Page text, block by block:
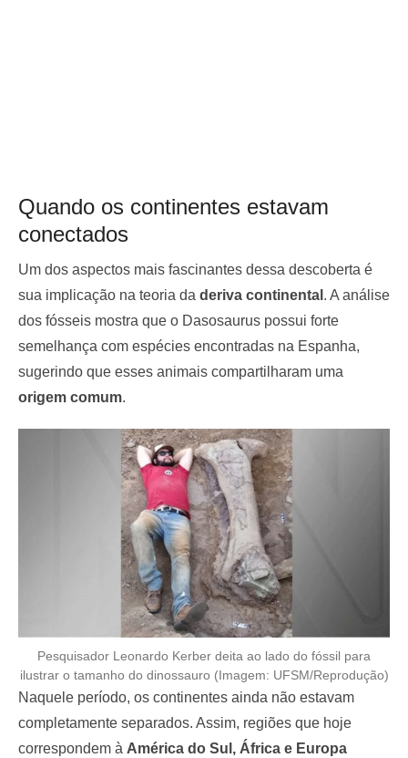
Quando os continentes estavam
conectados
Um dos aspectos mais fascinantes dessa descoberta é
sua implicação na teoria da deriva continental . A análise
dos fósseis mostra que o Dasosaurus possui forte
semelhança com espécies encontradas na Espanha,
sugerindo que esses animais compartilharam uma
origem comum.
Pesquisador Leonardo Kerber deita ao lado do fóssil para
ilustrar o tamanho do dinossauro (Imagem: UFSM/Reprodução)
Naquele período, os continentes ainda não estavam
completamente separados. Assim, regiões que hoje
correspondem à América do Sul, África e Europa